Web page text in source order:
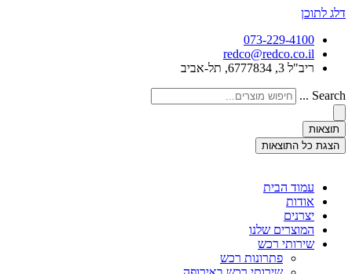
דלג לתוכן
073-229-4100
redco@redco.co.il
ריב"ל 3, 6777834, תל-אביב
Search ...
תוצאות
הצגת כל התוצאות
עמוד הבית
אודות
יצרנים
המוצרים שלנו
שירותי רכש
פתרונות רכש